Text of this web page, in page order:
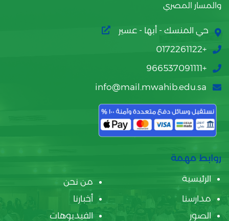
والمسار المصري
حي المنسك - أبها - عسير
+0172261122
+966537091111
info@mail.mwahib.edu.sa
روابط مهمة
الرئيسية
من نحن
مدارسنا
أخبارنا
الصور
الفيديوهات